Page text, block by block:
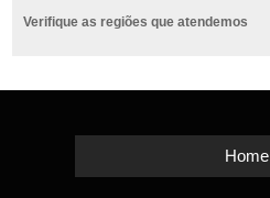
Verifique as regiões que atendemos
Home